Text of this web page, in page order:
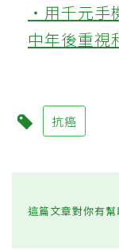
‧用千元手
中年後重視
抗癌
這篇文章對你有幫